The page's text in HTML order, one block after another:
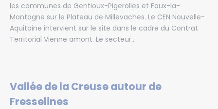
les communes de Gentioux-Pigerolles et Faux-la-
Montagne sur le Plateau de Millevaches. Le CEN Nouvelle-
Aquitaine intervient sur le site dans le cadre du Contrat
Territorial Vienne amont. Le secteur...
Vallée de la Creuse autour de
Fresselines